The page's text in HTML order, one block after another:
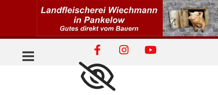
Zum Inhalt springen